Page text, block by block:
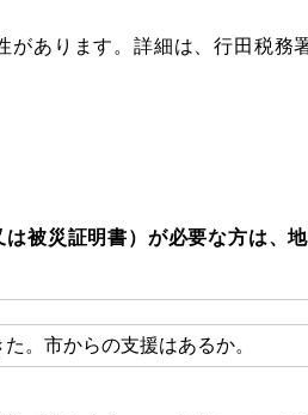
あります。詳細は、行田税務
被災証明書）が必要な方は、
。市からの支援はあるか。